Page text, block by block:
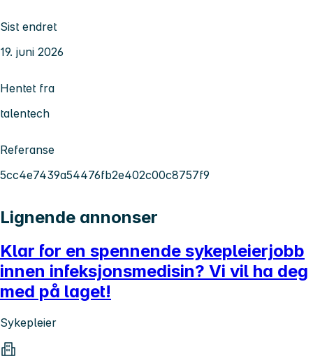
Sist endret
19. juni 2026
Hentet fra
talentech
Referanse
5cc4e7439a54476fb2e402c00c8757f9
Lignende annonser
Klar for en spennende sykepleierjobb
innen infeksjonsmedisin? Vi vil ha deg
med på laget!
Sykepleier